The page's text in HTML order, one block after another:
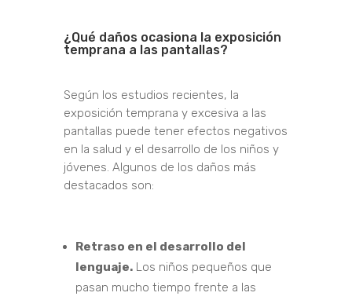
¿Qué daños ocasiona la exposición
temprana a las pantallas?
Según los estudios recientes, la
exposición temprana y excesiva a las
pantallas puede tener efectos negativos
en la salud y el desarrollo de los niños y
jóvenes. Algunos de los daños más
destacados son:
Retraso en el desarrollo del
lenguaje.Los niños pequeños que
pasan mucho tiempo frente a las